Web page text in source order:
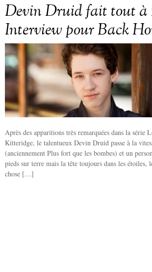
Devin Druid fait tout à
Interview pour Back
Après des apparitions très remarquées dans la
Kitteridge, le talentueux Devin Druid passe à la
(anciennement Plus fort que les bombes) et un
pieds sur terre mais la tête toujours dans les étoiles,
chose […]